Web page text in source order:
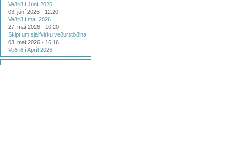
Veðrið í Júní 2026.
03. júní 2026 - 12:20
Veðrið í maí 2026.
27. maí 2026 - 10:20
Skipt um sjálfvirku veðurstöðina.
03. maí 2026 - 16:16
Veðrið í Apríl 2026.